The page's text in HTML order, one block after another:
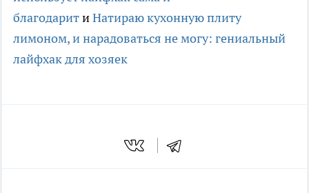
благодаритиНатираю кухонную плиту
лимоном, и нарадоваться не могу: гениальный
лайфхак для хозяек